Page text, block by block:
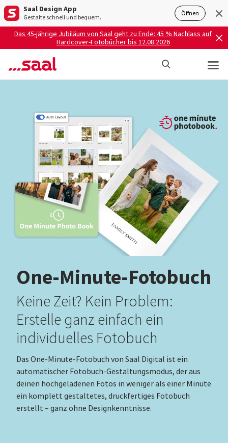
Saal Design App
Gestalte schnell und bequem. Öffnen
Das 45-jährige Jubiläum von Saal geht zu Ende: 45 % Nachlass auf
Hardcover-Fotobücher bis 12.08.2026
One-Minute-Fotobuch
Keine Zeit? Kein Problem:
Erstelle ganz einfach ein
individuelles Fotobuch
Das One-Minute-Fotobuch von Saal Digital ist ein
automatischer Fotobuch-Gestaltungsmodus, der aus
deinen hochgeladenen Fotos in weniger als einer Minute
ein komplett gestaltetes, druckfertiges Fotobuch
erstellt – ganz ohne Designkenntnisse.